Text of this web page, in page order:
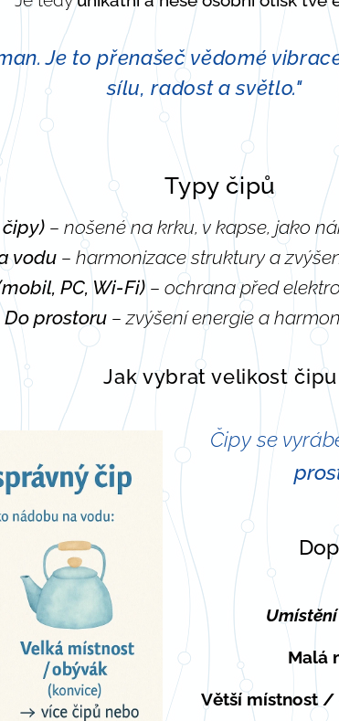
Je to přenašeč vědomé
sílu, radost a světlo."
📿Typy čipů
– nošené na krku, v kapse, jako
vodu – harmonizace struktury a
PC, Wi-Fi)– ochrana před
Do prostoru – zvýšení energie a
⚡Jak vybrat velikost čipu
Čipy se
Malá
Větší místnost /